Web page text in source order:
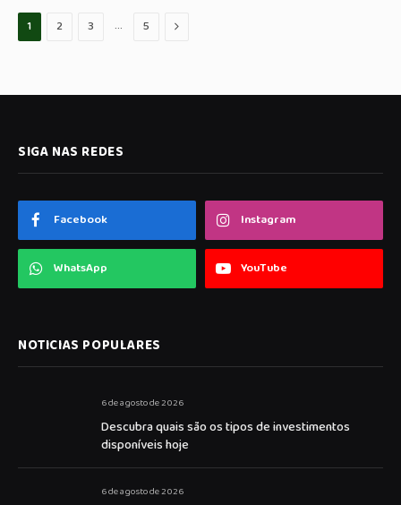
1 2 3 … 5 Proximo
SIGA NAS REDES
Facebook Instagram
WhatsApp YouTube
NOTICIAS POPULARES
6 de agosto de 2026
Descubra quais são os tipos de investimentos
disponíveis hoje
6 de agosto de 2026